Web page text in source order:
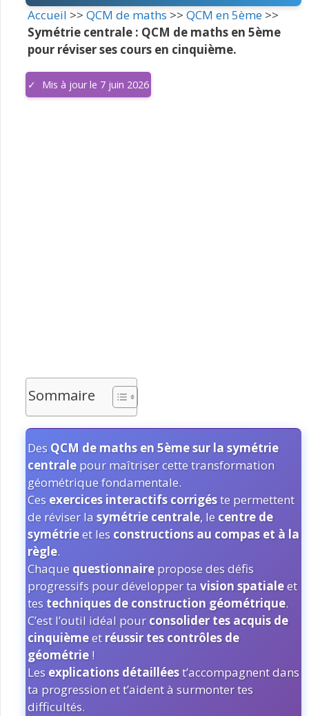
Accueil >> QCM de maths >> QCM en 5ème >>
Symétrie centrale : QCM de maths en 5ème
pour réviser ses cours en cinquième.
Mis à jour le 7 juin 2026
Sommaire
Des QCM de maths en 5ème sur la symétrie
centralepour maîtriser cette transformation
géométrique fondamentale.
Ces exercices interactifs corrigéste permettent
de réviser la symétrie centrale, le centre de
symétrieet les constructions au compas et à la
règle.
Chaque questionnairepropose des défis
progressifs pour développer ta vision spatialeet
tes techniques de construction géométrique.
C’est l’outil idéal pour consolider tes acquis de
cinquièmeet réussir tes contrôles de
géométrie!
Les explications détailléest’accompagnent dans
ta progression et t’aident à surmonter tes
difficultés.